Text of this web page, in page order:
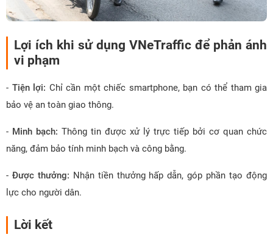
Lợi ích khi sử dụng VNeTraffic để phản ánh
vi phạm
- Tiện lợi: Chỉ cần một chiếc smartphone, bạn có thể tham gia
bảo vệ an toàn giao thông.
- Minh bạch: Thông tin được xử lý trực tiếp bởi cơ quan chức
năng, đảm bảo tính minh bạch và công bằng.
- Được thưởng: Nhận tiền thưởng hấp dẫn, góp phần tạo động
lực cho người dân.
Lời kết